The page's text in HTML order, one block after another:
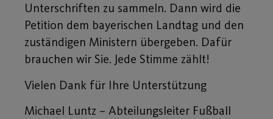
Unterschriften zu sammeln. Dann wird die
Petition dem bayerischen Landtag und den
zuständigen Ministern übergeben. Dafür
brauchen wir Sie. Jede Stimme zählt!
Vielen Dank für Ihre Unterstützung
Michael Luntz – Abteilungsleiter Fußball